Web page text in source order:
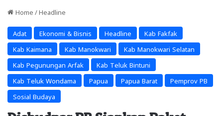
Home / Headline
Adat Ekonomi & Bisnis Headline Kab Fakfak
Kab Kaimana Kab Manokwari Kab Manokwari Selatan
Kab Pegunungan Arfak Kab Teluk Bintuni
Kab Teluk Wondama Papua Papua Barat Pemprov PB
Sosial Budaya